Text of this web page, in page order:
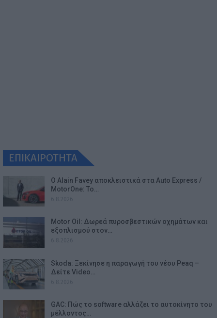
ΕΠΙΚΑΙΡΟΤΗΤΑ
Ο Alain Favey αποκλειστικά στα Auto Express /
MotorOne: Το…
Motor Oil: Δωρεά πυροσβεστικών οχημάτων και
εξοπλισμού στον…
Skoda: Ξεκίνησε η παραγωγή του νέου Peaq –
Δείτε Video…
GAC: Πώς το software αλλάζει το αυτοκίνητο του
μέλλοντος…